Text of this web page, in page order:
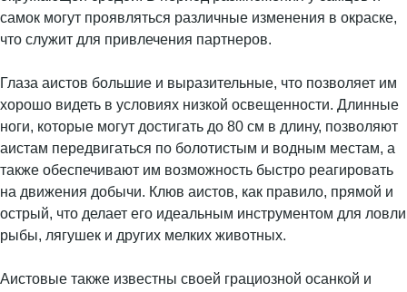
самок могут проявляться различные изменения в окраске,
что служит для привлечения партнеров.
Глаза аистов большие и выразительные, что позволяет им
хорошо видеть в условиях низкой освещенности. Длинные
ноги, которые могут достигать до 80 см в длину, позволяют
аистам передвигаться по болотистым и водным местам, а
также обеспечивают им возможность быстро реагировать
на движения добычи. Клюв аистов, как правило, прямой и
острый, что делает его идеальным инструментом для ловли
рыбы, лягушек и других мелких животных.
Аистовые также известны своей грациозной осанкой и